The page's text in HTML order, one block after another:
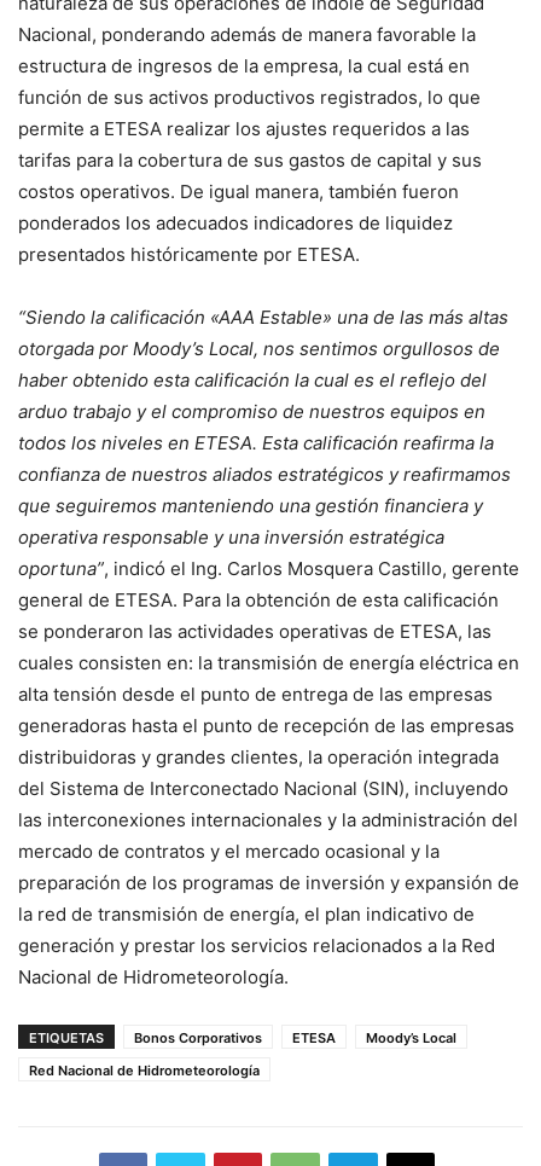
Nacional, ponderando además de manera favorable la
estructura de ingresos de la empresa, la cual está en
función de sus activos productivos registrados, lo que
permite a ETESA realizar los ajustes requeridos a las
tarifas para la cobertura de sus gastos de capital y sus
costos operativos. De igual manera, también fueron
ponderados los adecuados indicadores de liquidez
presentados históricamente por ETESA.
“Siendo la calificación «AAA Estable» una de las más altas
otorgada por Moody’s Local, nos sentimos orgullosos de
haber obtenido esta calificación la cual es el reflejo del
arduo trabajo y el compromiso de nuestros equipos en
todos los niveles en ETESA. Esta calificación reafirma la
confianza de nuestros aliados estratégicos y reafirmamos
que seguiremos manteniendo una gestión financiera y
operativa responsable y una inversión estratégica
oportuna”, indicó el Ing. Carlos Mosquera Castillo, gerente
general de ETESA. Para la obtención de esta calificación
se ponderaron las actividades operativas de ETESA, las
cuales consisten en: la transmisión de energía eléctrica en
alta tensión desde el punto de entrega de las empresas
generadoras hasta el punto de recepción de las empresas
distribuidoras y grandes clientes, la operación integrada
del Sistema de Interconectado Nacional (SIN), incluyendo
las interconexiones internacionales y la administración del
mercado de contratos y el mercado ocasional y la
preparación de los programas de inversión y expansión de
la red de transmisión de energía, el plan indicativo de
generación y prestar los servicios relacionados a la Red
Nacional de Hidrometeorología.
ETIQUETAS Bonos Corporativos ETESA
Moody’s Local
Red Nacional de Hidrometeorología